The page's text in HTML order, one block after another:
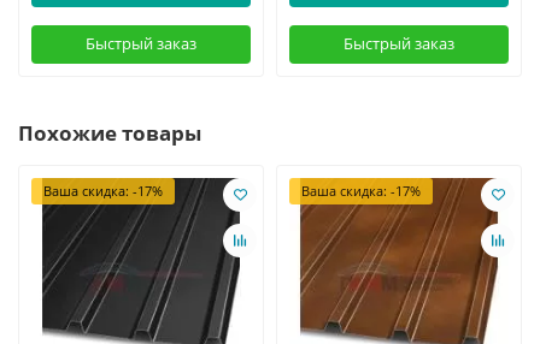
Быстрый заказ Быстрый заказ
Похожие товары
Ваша скидка: -17% Ваша скидка: -17%